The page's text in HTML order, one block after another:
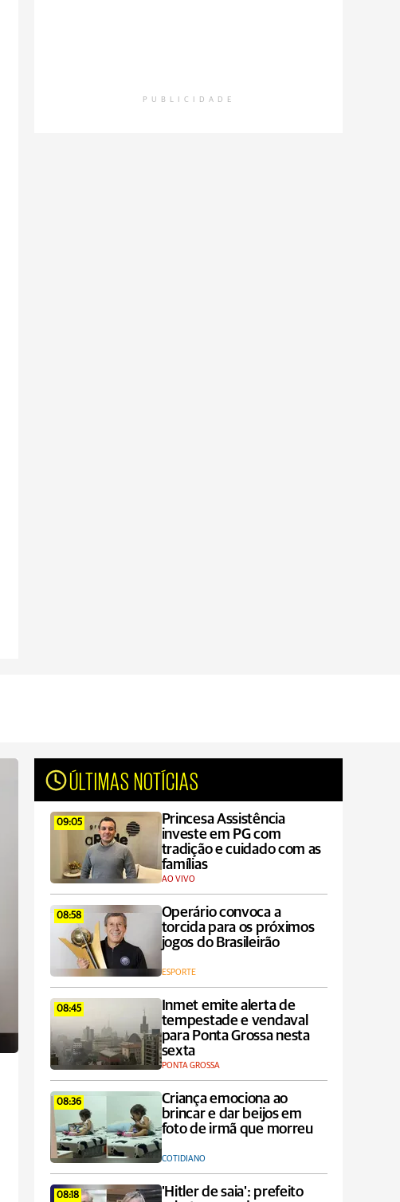
PUBLICIDADE
ÚLTIMAS NOTÍCIAS
09:05
Princesa Assistência
investe em PG com
tradição e cuidado com as
famílias
AO VIVO
08:58
Operário convoca a
torcida para os próximos
jogos do Brasileirão
ESPORTE
08:45
Inmet emite alerta de
tempestade e vendaval
para Ponta Grossa nesta
sexta
PONTA GROSSA
08:36
Criança emociona ao
brincar e dar beijos em
foto de irmã que morreu
COTIDIANO
08:18
'Hitler de saia': prefeito